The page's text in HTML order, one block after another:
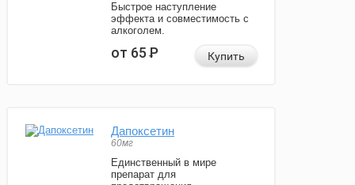
Быстрое наступление
эффекта и совместимость с
алкоголем.
от 65Р Купить
Дапоксетин
60мг
Единственный в мире
препарат для